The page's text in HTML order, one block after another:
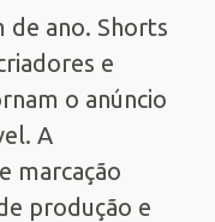
de ano. Shorts
e
o anúncio
A
marcação
produção e